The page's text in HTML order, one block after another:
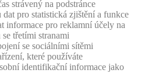
strávený na podstránce
pro statistická zjištění a funkce
informace pro reklamní účely na
třetími stranami
se sociálními sítěmi
které používáte
identifikační informace jako